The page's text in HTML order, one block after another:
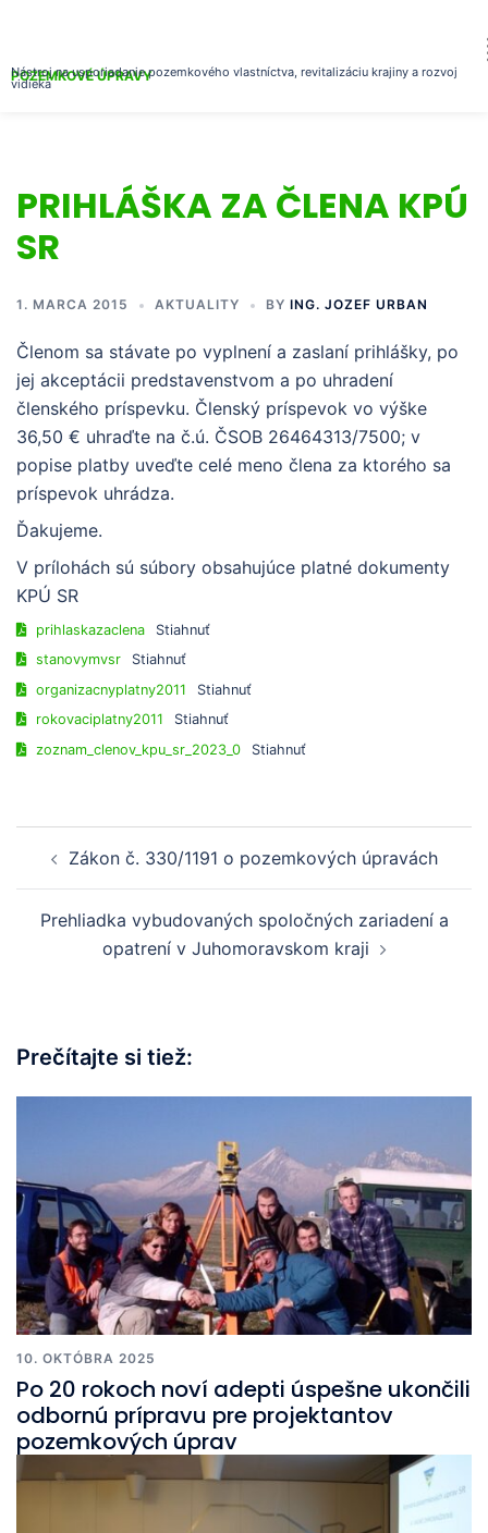
POZEMKOVÉ ÚPRAVY
Nástroj na usporiadanie pozemkového vlastníctva, revitalizáciu krajiny a rozvoj
vidieka
PRIHLÁŠKA ZA ČLENA KPÚ
SR
1. MARCA 2015 AKTUALITY BY ING. JOZEF URBAN
Členom sa stávate po vyplnení a zaslaní prihlášky, po
jej akceptácii predstavenstvom a po uhradení
členského príspevku. Členský príspevok vo výške
36,50 € uhraďte na č.ú. ČSOB 26464313/7500; v
popise platby uveďte celé meno člena za ktorého sa
príspevok uhrádza.
Ďakujeme.
V prílohách sú súbory obsahujúce platné dokumenty
KPÚ SR
prihlaskazaclena
Stiahnuť
stanovymvsr
Stiahnuť
organizacnyplatny2011
Stiahnuť
rokovaciplatny2011
Stiahnuť
zoznam_clenov_kpu_sr_2023_0
Stiahnuť
Zákon č. 330/1191 o pozemkových úpravách
Prehliadka vybudovaných spoločných zariadení a
opatrení v Juhomoravskom kraji
Prečítajte si tiež:
10. OKTÓBRA 2025
Po 20 rokoch noví adepti úspešne ukončili
odbornú prípravu pre projektantov
pozemkových úprav